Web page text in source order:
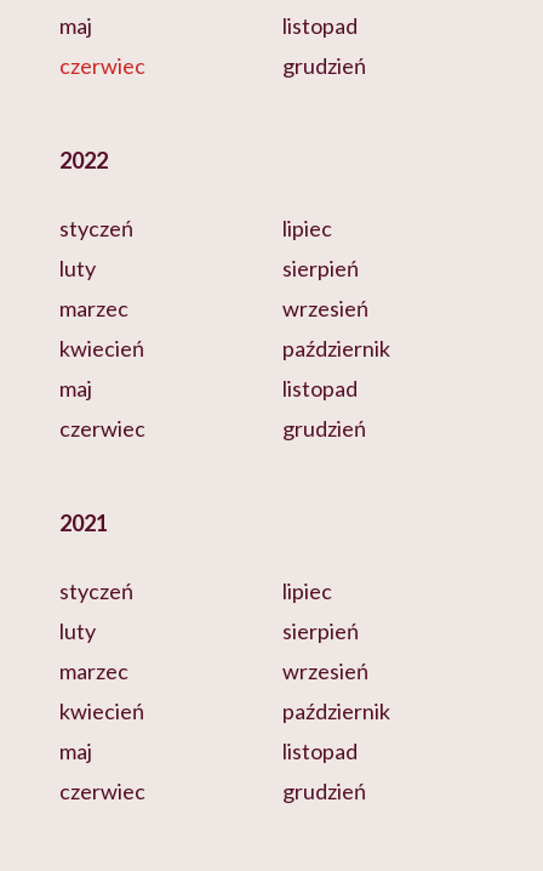
maj
czerwiec
listopad
grudzień
2022
styczeń
luty
marzec
kwiecień
maj
czerwiec
lipiec
sierpień
wrzesień
październik
listopad
grudzień
2021
styczeń
luty
marzec
kwiecień
maj
czerwiec
lipiec
sierpień
wrzesień
październik
listopad
grudzień